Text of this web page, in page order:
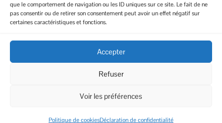
que le comportement de navigation ou les ID uniques sur ce site. Le fait de ne
pas consentir ou de retirer son consentement peut avoir un effet négatif sur
certaines caractéristiques et fonctions.
Accepter
Refuser
Voir les préférences
Politique de cookiesDéclaration de confidentialité
I Politique de cookies
I Mentions légales
I Données personnelles